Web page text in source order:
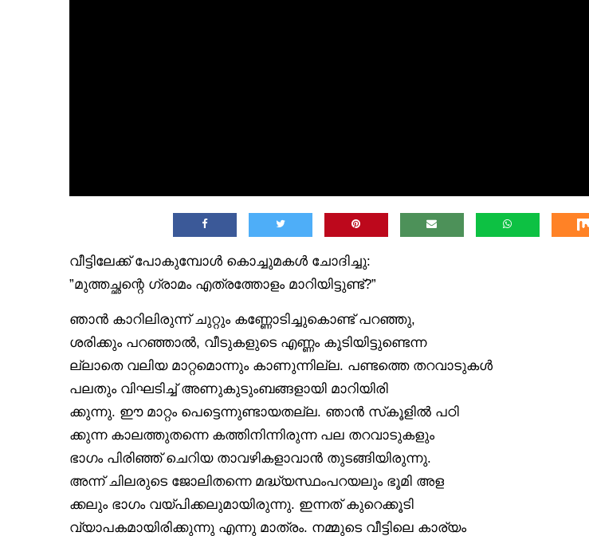
വീട്ടിലേക്ക് പോകുമ്പോൾ കൊച്ചുമകൾ ചോദിച്ചു:
”മുത്തച്ഛന്റെ ഗ്രാമം എത്രത്തോളം മാറിയിട്ടുണ്ട്?”
ഞാൻ കാറിലിരുന്ന് ചുറ്റും കണ്ണോടിച്ചുകൊണ്ട് പറഞ്ഞു,
ശരിക്കും പറഞ്ഞാൽ, വീടുകളുടെ എണ്ണം കൂടിയിട്ടുണ്ടെന്ന
ല്ലാതെ വലിയ മാറ്റമൊന്നും കാണുന്നില്ല. പണ്ടത്തെ തറവാടുകൾ
പലതും വിഘടിച്ച് അണുകുടുംബങ്ങളായി മാറിയിരി
ക്കുന്നു. ഈ മാറ്റം പെട്ടെന്നുണ്ടായതല്ല. ഞാൻ സ്‌കൂളിൽ പഠി
ക്കുന്ന കാലത്തുതന്നെ കത്തിനിന്നിരുന്ന പല തറവാടുകളും
ഭാഗം പിരിഞ്ഞ് ചെറിയ താവഴികളാവാൻ തുടങ്ങിയിരുന്നു.
അന്ന് ചിലരുടെ ജോലിതന്നെ മദ്ധ്യസ്ഥംപറയലും ഭൂമി അള
ക്കലും ഭാഗം വയ്പിക്കലുമായിരുന്നു. ഇന്നത് കുറെക്കൂടി
വ്യാപകമായിരിക്കുന്നു എന്നു മാത്രം. നമ്മുടെ വീട്ടിലെ കാര്യം